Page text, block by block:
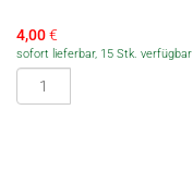
4,00€
sofort lieferbar, 15 Stk. verfügbar